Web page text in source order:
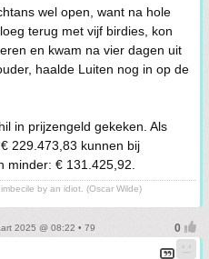
wel open, want na hole
terug met vijf birdies, kon
en kwam na vier dagen uit
haalde Luiten nog in op de
in prijzengeld gekeken. Als
229.473,83 kunnen bij
minder: € 131.425,92.
by an idiot. (Oscar Wilde)
2025 @ 08:22 • 79